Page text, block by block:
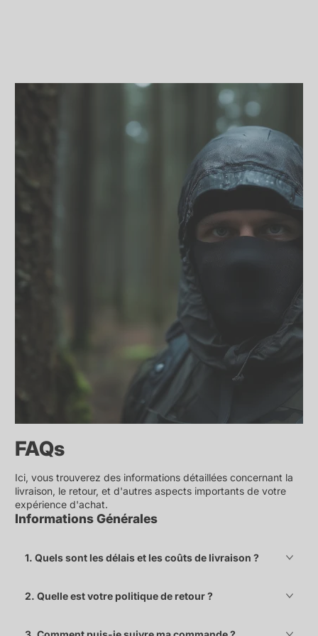
FAQs
Ici, vous trouverez des informations détaillées concernant la
livraison, le retour, et d'autres aspects importants de votre
expérience d'achat.
Informations Générales
1. Quels sont les délais et les coûts de livraison ?
2. Quelle est votre politique de retour ?